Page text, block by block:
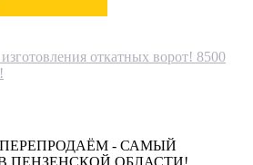
откатных ворот! 8500
- САМЫЙ
ПЕНЗЕНСКОЙ ОБЛАСТИ!